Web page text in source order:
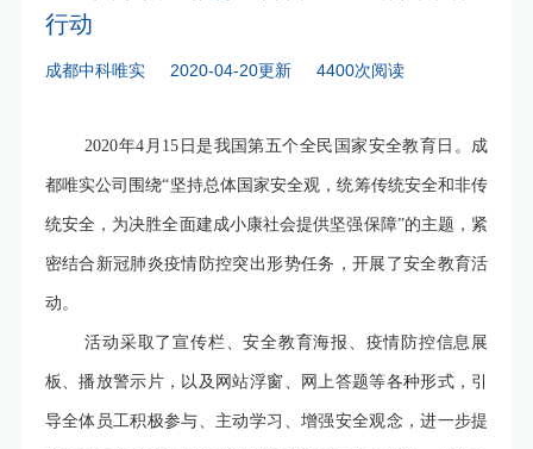
行动
成都中科唯实 2020-04-20更新 4400次阅读
2020年4月15日是我国第五个全民国家安全教育日。成
都唯实公司围绕“坚持总体国家安全观，统筹传统安全和非传
统安全，为决胜全面建成小康社会提供坚强保障”的主题，紧
密结合新冠肺炎疫情防控突出形势任务，开展了安全教育活
动。
活动采取了宣传栏、安全教育海报、疫情防控信息展
板、播放警示片，以及网站浮窗、网上答题等各种形式，引
导全体员工积极参与、主动学习、增强安全观念，进一步提